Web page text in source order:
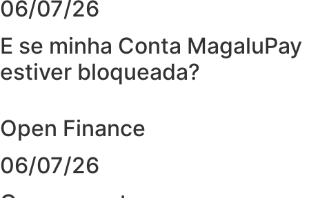
06/07/26
E se minha Conta MagaluPay
estiver bloqueada?
Open Finance
06/07/26